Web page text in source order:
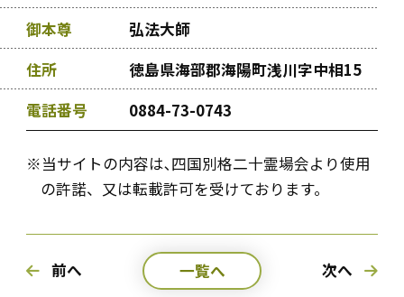
御本尊
弘法大師
住所
徳島県海部郡海陽町浅川字中相15
電話番号
0884-73-0743
※当サイトの内容は､四国別格二十霊場会より使用
の許諾、又は転載許可を受けております。
前へ 一覧へ 次へ